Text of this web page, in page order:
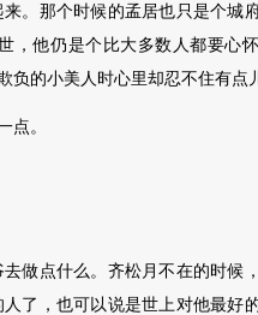
那个时候的孟居也只是个城
，他仍是个比大多数人都要心
的小美人时心里却忍不住有点
点。
点什么。齐松月不在的时候
了，也可以说是世上对他最好